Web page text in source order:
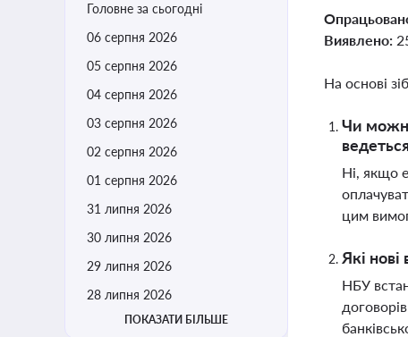
Головне за сьогодні
06 серпня 2026
05 серпня 2026
04 серпня 2026
03 серпня 2026
02 серпня 2026
01 серпня 2026
31 липня 2026
30 липня 2026
29 липня 2026
28 липня 2026
ПОКАЗАТИ БІЛЬШЕ
Виявлено:
На основі
Чи
Ні, якщо
цим
Які
НБУ